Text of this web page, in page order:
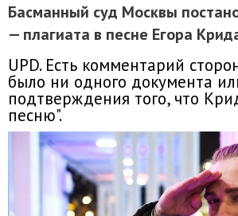
Басманный суд Москвы
— плагиата в песне Егора
UPD. Есть комментарий
было ни одного документа
подтверждения того, что
песню".